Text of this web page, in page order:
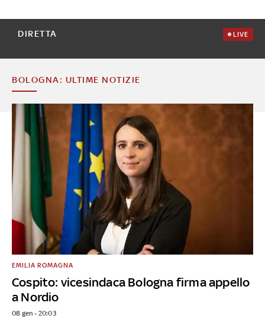
DIRETTA LIVE
BOLOGNA: ULTIME NOTIZIE
Cospito: vicesindaca Bologna firma appello
a Nordio
EMILIA ROMAGNA
08 gen - 20:03